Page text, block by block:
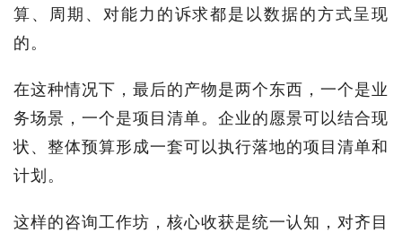
算、周期、对能力的诉求都是以数据的方式呈现
的。
在这种情况下，最后的产物是两个东西，一个是业
务场景，一个是项目清单。企业的愿景可以结合现
状、整体预算形成一套可以执行落地的项目清单和
计划。
这样的咨询工作坊，核心收获是统一认知，对齐目